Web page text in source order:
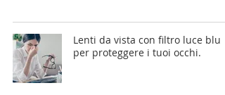
Lenti da vista con filtro luce blu
per proteggere i tuoi occhi.